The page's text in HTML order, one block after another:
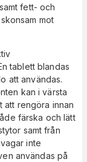
fett- och
mot
tablett blandas
att användas.
kan i värsta
att rengöra innan
färska och lätt
samt från
inte
användas på